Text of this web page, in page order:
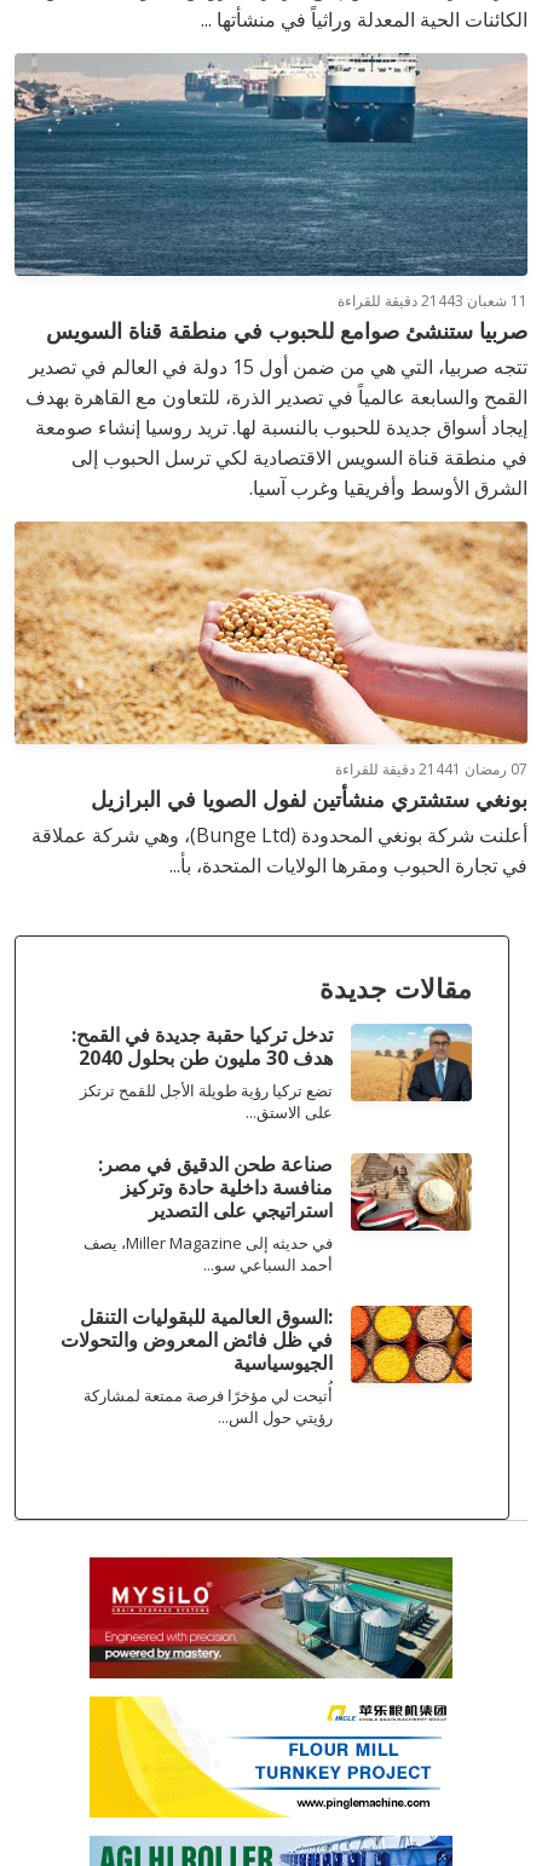
الكائنات الحية المعدلة وراثياً في منشأتها ...
11 شعبان 1443 2 دقيقة للقراءة
صربيا ستنشئ صوامع للحبوب في منطقة قناة السويس
تتجه صربيا، التي هي من ضمن أول 15 دولة في العالم في تصدير
القمح والسابعة عالمياً في تصدير الذرة، للتعاون مع القاهرة بهدف
إيجاد أسواق جديدة للحبوب بالنسبة لها. تريد روسيا إنشاء صومعة
في منطقة قناة السويس الاقتصادية لكي ترسل الحبوب إلى
الشرق الأوسط وأفريقيا وغرب آسيا.
07 رمضان 1441 2 دقيقة للقراءة
بونغي ستشتري منشأتين لفول الصويا في البرازيل
أعلنت شركة بونغي المحدودة (Bunge Ltd)، وهي شركة عملاقة
في تجارة الحبوب ومقرها الولايات المتحدة، بأ...
مقالات جديدة
تدخل تركيا حقبة جديدة في القمح:
هدف 30 مليون طن بحلول 2040
تضع تركيا رؤية طويلة الأجل للقمح ترتكز
على الاستق...
صناعة طحن الدقيق في مصر:
منافسة داخلية حادة وتركيز
استراتيجي على التصدير
في حديثه إلى Miller Magazine، يصف
أحمد السباعي سو...
:السوق العالمية للبقوليات التنقل
في ظل فائض المعروض والتحولات
الجيوسياسية
أُتيحت لي مؤخرًا فرصة ممتعة لمشاركة
رؤيتي حول الس...